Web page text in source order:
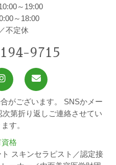
～19:00
～18:00
不定休
9715
がございます。
SNSかメー
次第折り返しご連絡させてい
す。
格
スキンセラピスト／認定接